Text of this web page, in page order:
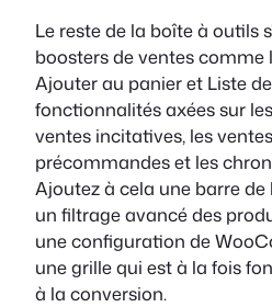
Le reste de la boîte à outils
boosters de ventes comme
Ajouter au panier et Liste
fonctionnalités axées sur
ventes incitatives, les
précommandes et les
Ajoutez à cela une barre
un filtrage avancé des
une configuration de
une grille qui est à la fois
à la conversion.